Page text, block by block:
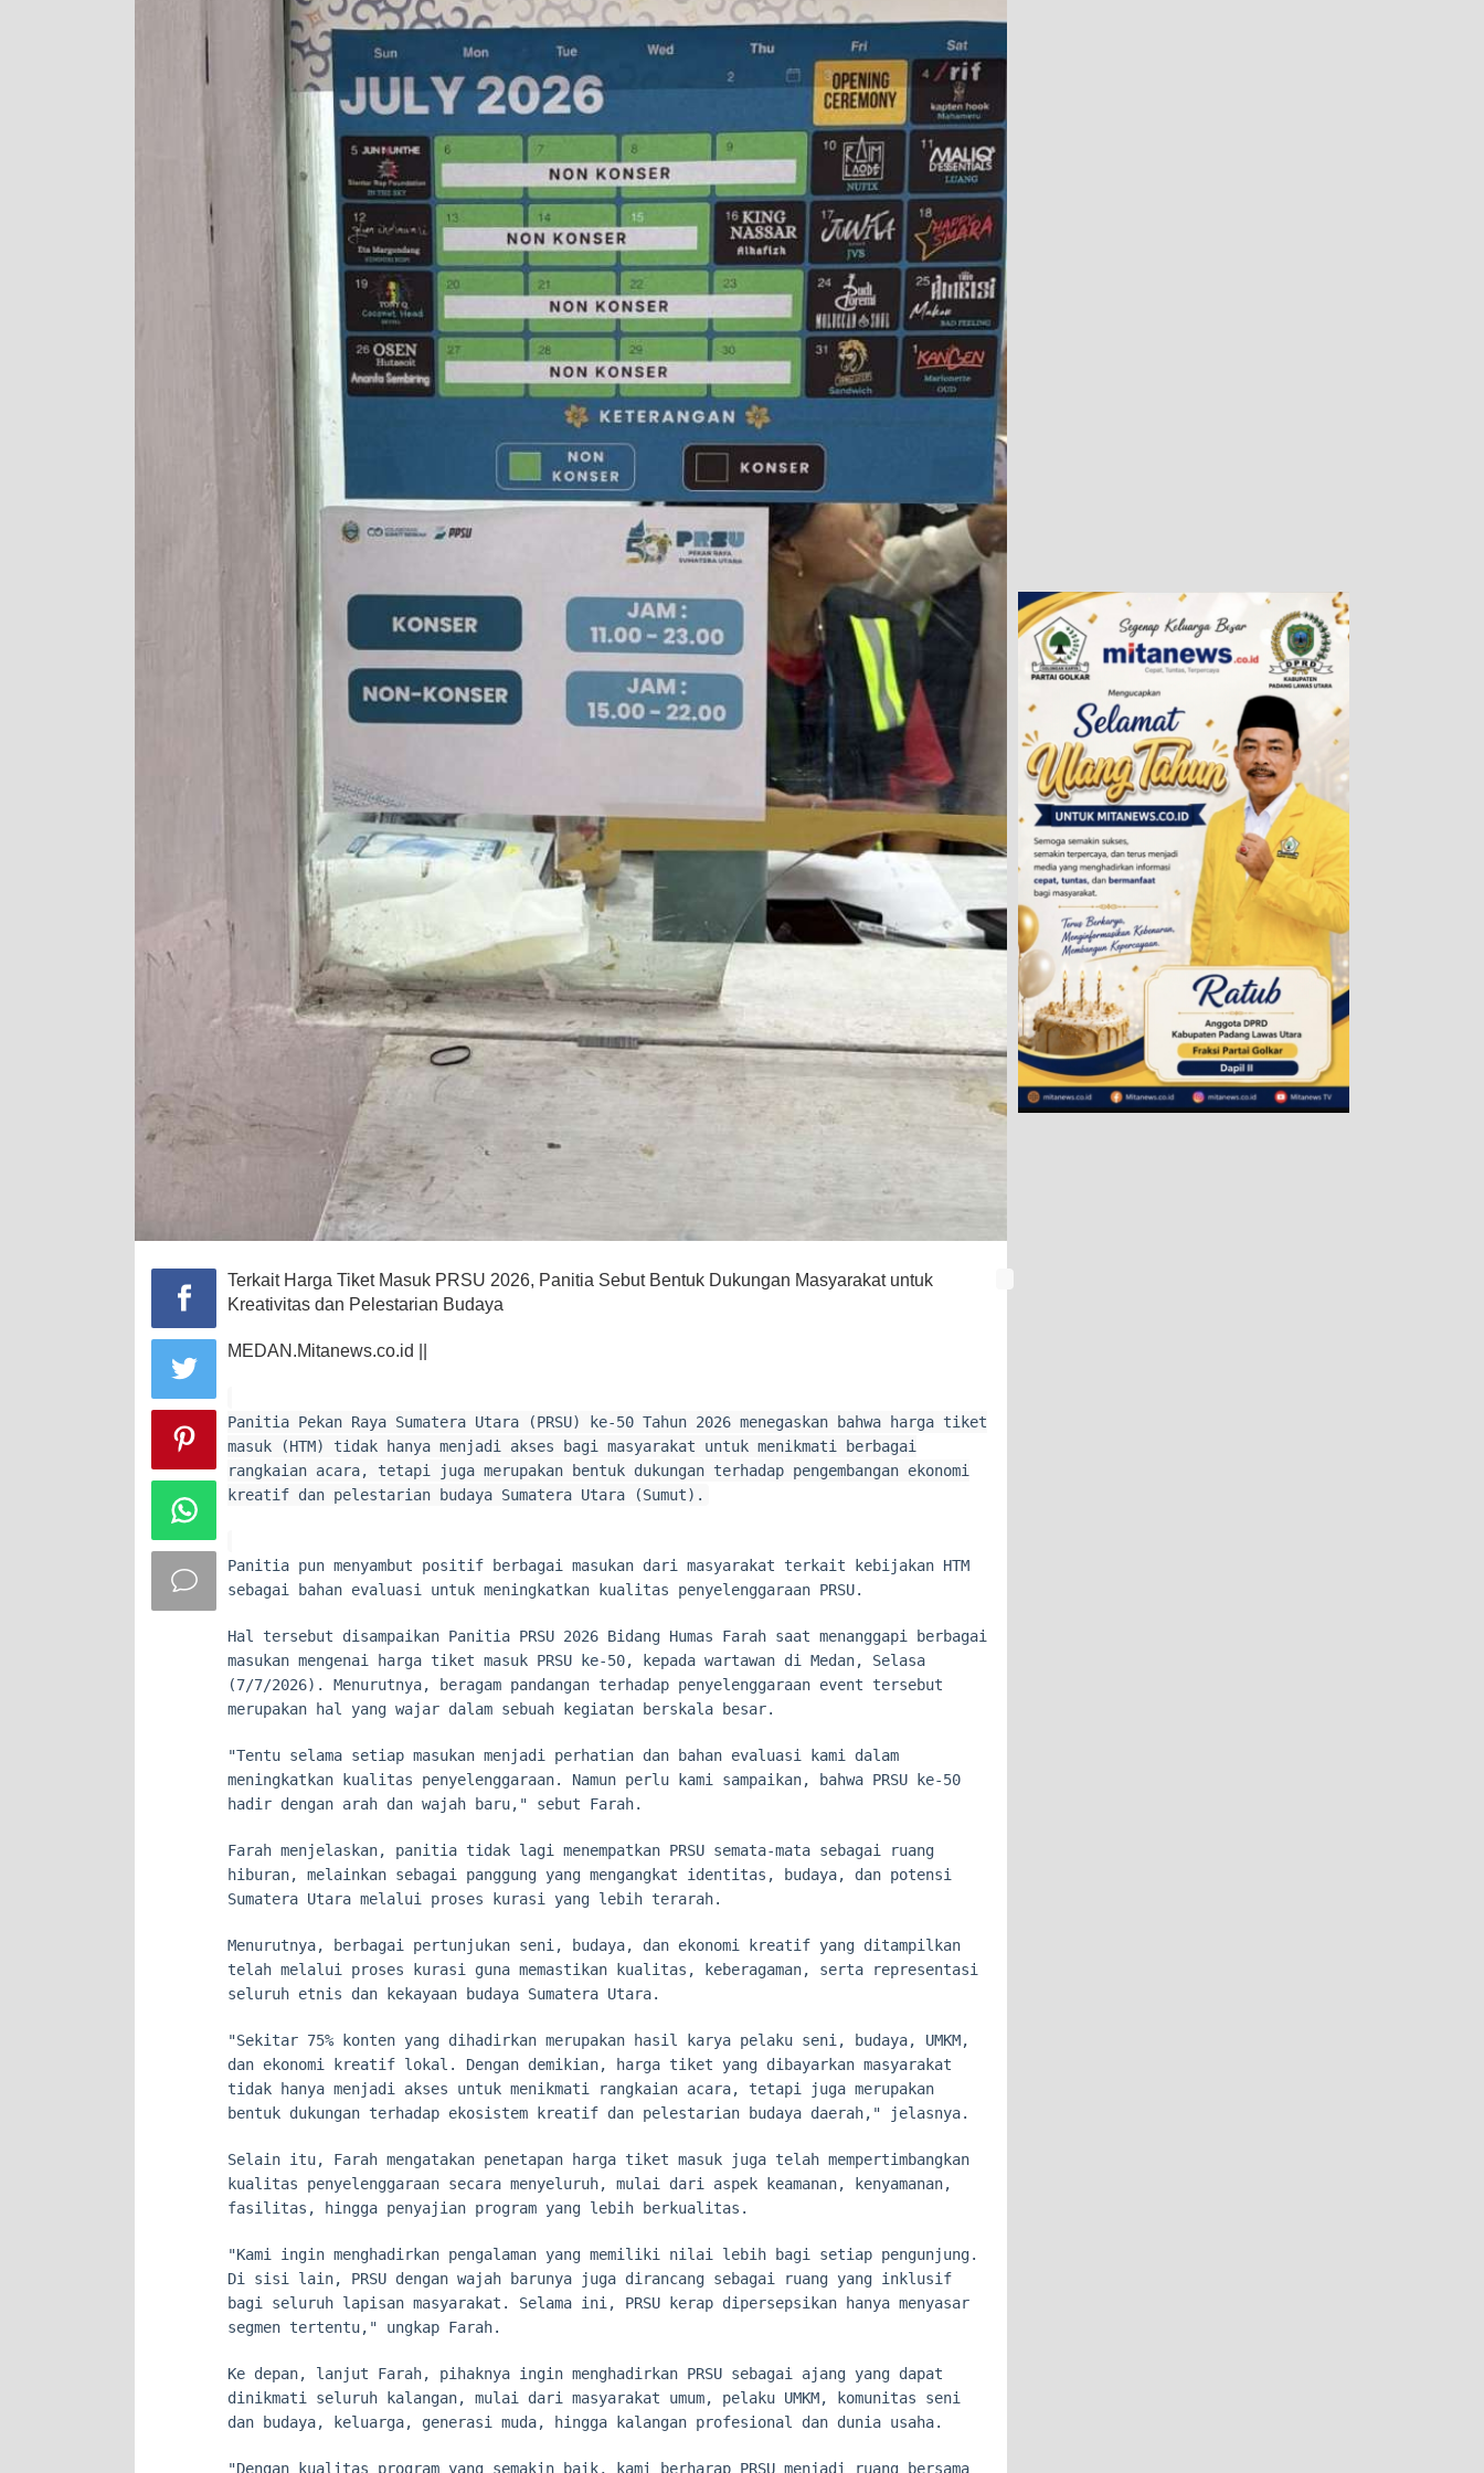
Terkait Harga Tiket Masuk PRSU 2026, Panitia Sebut Bentuk Dukungan Masyarakat untuk
Kreativitas dan Pelestarian Budaya
MEDAN.Mitanews.co.id ||
Panitia Pekan Raya Sumatera Utara (PRSU) ke-50 Tahun 2026 menegaskan bahwa harga tiket
masuk (HTM) tidak hanya menjadi akses bagi masyarakat untuk menikmati berbagai
rangkaian acara, tetapi juga merupakan bentuk dukungan terhadap pengembangan ekonomi
kreatif dan pelestarian budaya Sumatera Utara (Sumut).
Panitia pun menyambut positif berbagai masukan dari masyarakat terkait kebijakan HTM
sebagai bahan evaluasi untuk meningkatkan kualitas penyelenggaraan PRSU.
Hal tersebut disampaikan Panitia PRSU 2026 Bidang Humas Farah saat menanggapi berbagai
masukan mengenai harga tiket masuk PRSU ke-50, kepada wartawan di Medan, Selasa
(7/7/2026). Menurutnya, beragam pandangan terhadap penyelenggaraan event tersebut
merupakan hal yang wajar dalam sebuah kegiatan berskala besar.
"Tentu selama setiap masukan menjadi perhatian dan bahan evaluasi kami dalam
meningkatkan kualitas penyelenggaraan. Namun perlu kami sampaikan, bahwa PRSU ke-50
hadir dengan arah dan wajah baru," sebut Farah.
Farah menjelaskan, panitia tidak lagi menempatkan PRSU semata-mata sebagai ruang
hiburan, melainkan sebagai panggung yang mengangkat identitas, budaya, dan potensi
Sumatera Utara melalui proses kurasi yang lebih terarah.
Menurutnya, berbagai pertunjukan seni, budaya, dan ekonomi kreatif yang ditampilkan
telah melalui proses kurasi guna memastikan kualitas, keberagaman, serta representasi
seluruh etnis dan kekayaan budaya Sumatera Utara.
"Sekitar 75% konten yang dihadirkan merupakan hasil karya pelaku seni, budaya, UMKM,
dan ekonomi kreatif lokal. Dengan demikian, harga tiket yang dibayarkan masyarakat
tidak hanya menjadi akses untuk menikmati rangkaian acara, tetapi juga merupakan
bentuk dukungan terhadap ekosistem kreatif dan pelestarian budaya daerah," jelasnya.
Selain itu, Farah mengatakan penetapan harga tiket masuk juga telah mempertimbangkan
kualitas penyelenggaraan secara menyeluruh, mulai dari aspek keamanan, kenyamanan,
fasilitas, hingga penyajian program yang lebih berkualitas.
"Kami ingin menghadirkan pengalaman yang memiliki nilai lebih bagi setiap pengunjung.
Di sisi lain, PRSU dengan wajah barunya juga dirancang sebagai ruang yang inklusif
bagi seluruh lapisan masyarakat. Selama ini, PRSU kerap dipersepsikan hanya menyasar
segmen tertentu," ungkap Farah.
Ke depan, lanjut Farah, pihaknya ingin menghadirkan PRSU sebagai ajang yang dapat
dinikmati seluruh kalangan, mulai dari masyarakat umum, pelaku UMKM, komunitas seni
dan budaya, keluarga, generasi muda, hingga kalangan profesional dan dunia usaha.
"Dengan kualitas program yang semakin baik, kami berharap PRSU menjadi ruang bersama